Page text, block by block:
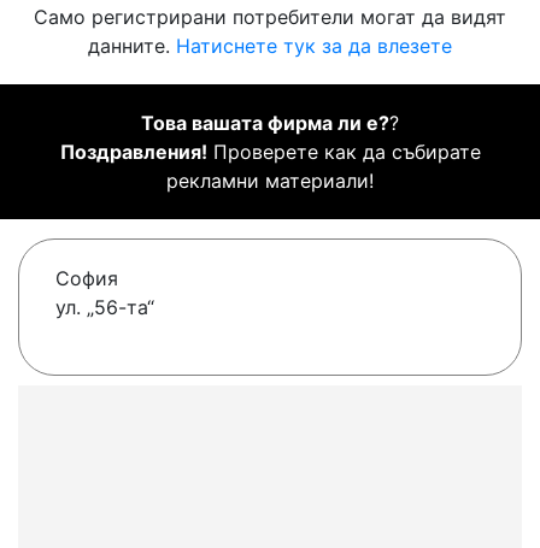
Само регистрирани потребители могат да видят
данните. Натиснете тук за да влезете
Това вашата фирма ли е??
Поздравления! Проверете как да събирате
рекламни материали!
София
ул. „56-та“